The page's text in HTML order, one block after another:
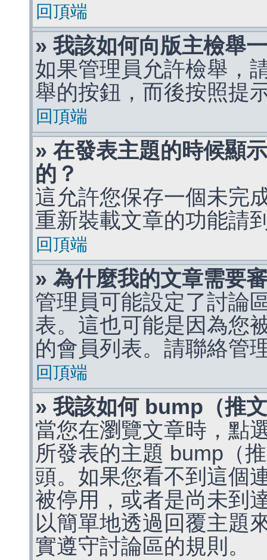
回頂端
» 我該如何向版主檢舉
如果管理員允許檢舉，
舉的按鈕，而後按照提
回頂端
» 在發表主題的時候顯
的？
這允許您保存一個未完
重新裝載文章的功能請
回頂端
» 為什麼我的文章需要
管理員可能設定了討論
表。這也可能是因為您
的會員列表。請聯絡管
回頂端
» 我該如何 bump（推
當您在瀏覽文章時，點
所發表的主題 bump（
頭。如果您看不到這個
被停用，或者是尚未到
以簡單地透過回覆主題
實遵守討論區的規則。